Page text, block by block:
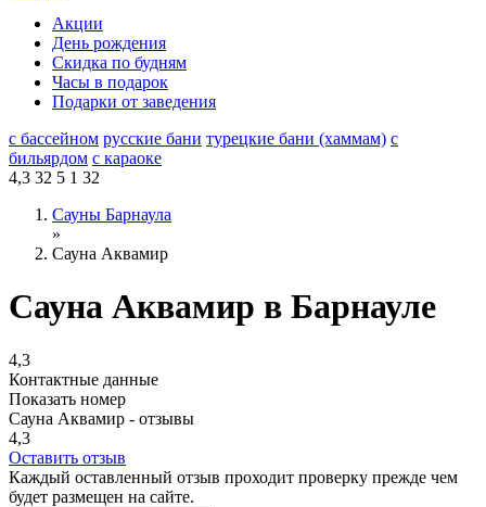
Акции
День рождения
Скидка по будням
Часы в подарок
Подарки от заведения
с бассейном русские бани турецкие бани (хаммам) с
бильярдом с караоке
4,3 32 5 1 32
Сауны Барнаула
»
Сауна Аквамир
Сауна Аквамир в Барнауле
4,3
Контактные данные
Показать номер
Сауна Аквамир - отзывы
4,3
Оставить отзыв
Каждый оставленный отзыв проходит проверку прежде чем
будет размещен на сайте.